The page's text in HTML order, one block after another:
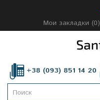
Мои закладки (0)
+38 (093) 851 14 20